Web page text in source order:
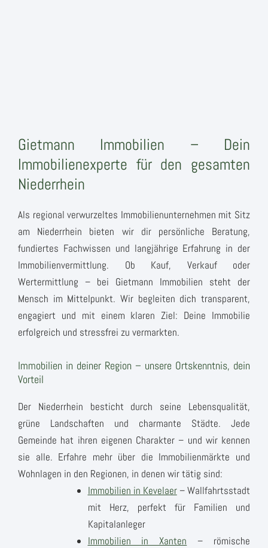
Gietmann Immobilien – Dein
Immobilienexperte für den gesamten
Niederrhein
Als regional verwurzeltes Immobilienunternehmen mit Sitz
am Niederrhein bieten wir dir persönliche Beratung,
fundiertes Fachwissen und langjährige Erfahrung in der
Immobilienvermittlung. Ob Kauf, Verkauf oder
Wertermittlung – bei Gietmann Immobilien steht der
Mensch im Mittelpunkt. Wir begleiten dich transparent,
engagiert und mit einem klaren Ziel: Deine Immobilie
erfolgreich und stressfrei zu vermarkten.
Immobilien in deiner Region – unsere Ortskenntnis, dein
Vorteil
Der Niederrhein besticht durch seine Lebensqualität,
grüne Landschaften und charmante Städte. Jede
Gemeinde hat ihren eigenen Charakter – und wir kennen
sie alle. Erfahre mehr über die Immobilienmärkte und
Wohnlagen in den Regionen, in denen wir tätig sind:
Immobilien in Kevelaer– Wallfahrtsstadt
mit Herz, perfekt für Familien und
Kapitalanleger
Immobilien in Xanten – römische